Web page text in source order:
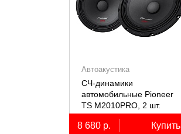
Автоакустика
СЧ-динамики
автомобильные Pioneer
TS M2010PRO, 2 шт.
8 680 р. Купить